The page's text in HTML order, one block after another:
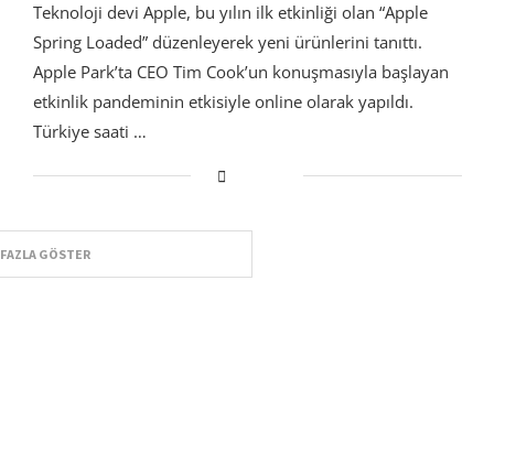
Teknoloji devi Apple, bu yılın ilk etkinliği olan “Apple
Spring Loaded” düzenleyerek yeni ürünlerini tanıttı.
Apple Park’ta CEO Tim Cook’un konuşmasıyla başlayan
etkinlik pandeminin etkisiyle online olarak yapıldı.
Türkiye saati …
GÖSTER